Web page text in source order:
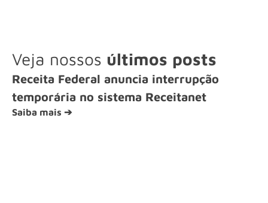
Veja nossos últimos posts
Receita Federal anuncia interrupção
temporária no sistema Receitanet
Saiba mais ➔